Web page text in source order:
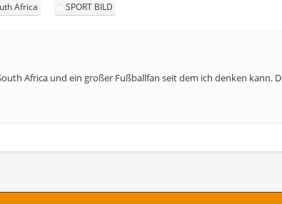
Africa SPORT BILD
Africa und ein großer Fußballfan seit dem ich denken kann.